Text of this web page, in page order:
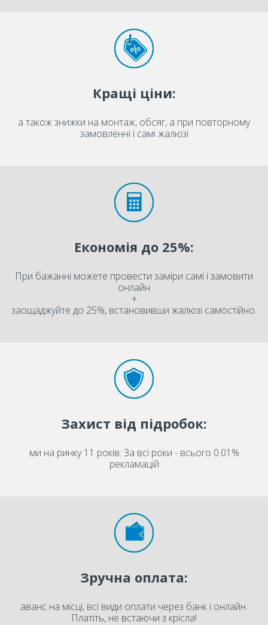
Кращі ціни:
а також знижки на монтаж, обсяг, а при повторному
замовленні і самі жалюзі
Економія до 25%:
При бажанні можете провести заміри самі і замовити
онлайн
+
заощаджуйте до 25%, встановивши жалюзі самостійно.
Захист від підробок:
ми на ринку 11 років. За всі роки - всього 0.01%
рекламацій
Зручна оплата:
аванс на місці, всі види оплати через банк і онлайн.
Платіть, не встаючи з крісла!